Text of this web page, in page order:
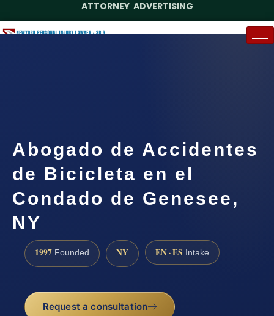
ATTORNEY ADVERTISING
Abogado de Accidentes
de Bicicleta en el
Condado de Genesee,
NY
1997 Founded NY EN · ES Intake
Request a consultation